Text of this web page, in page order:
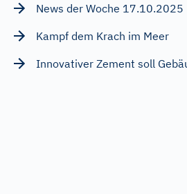
News der Woche 17.10.2025
Kampf dem Krach im Meer
Innovativer Zement soll